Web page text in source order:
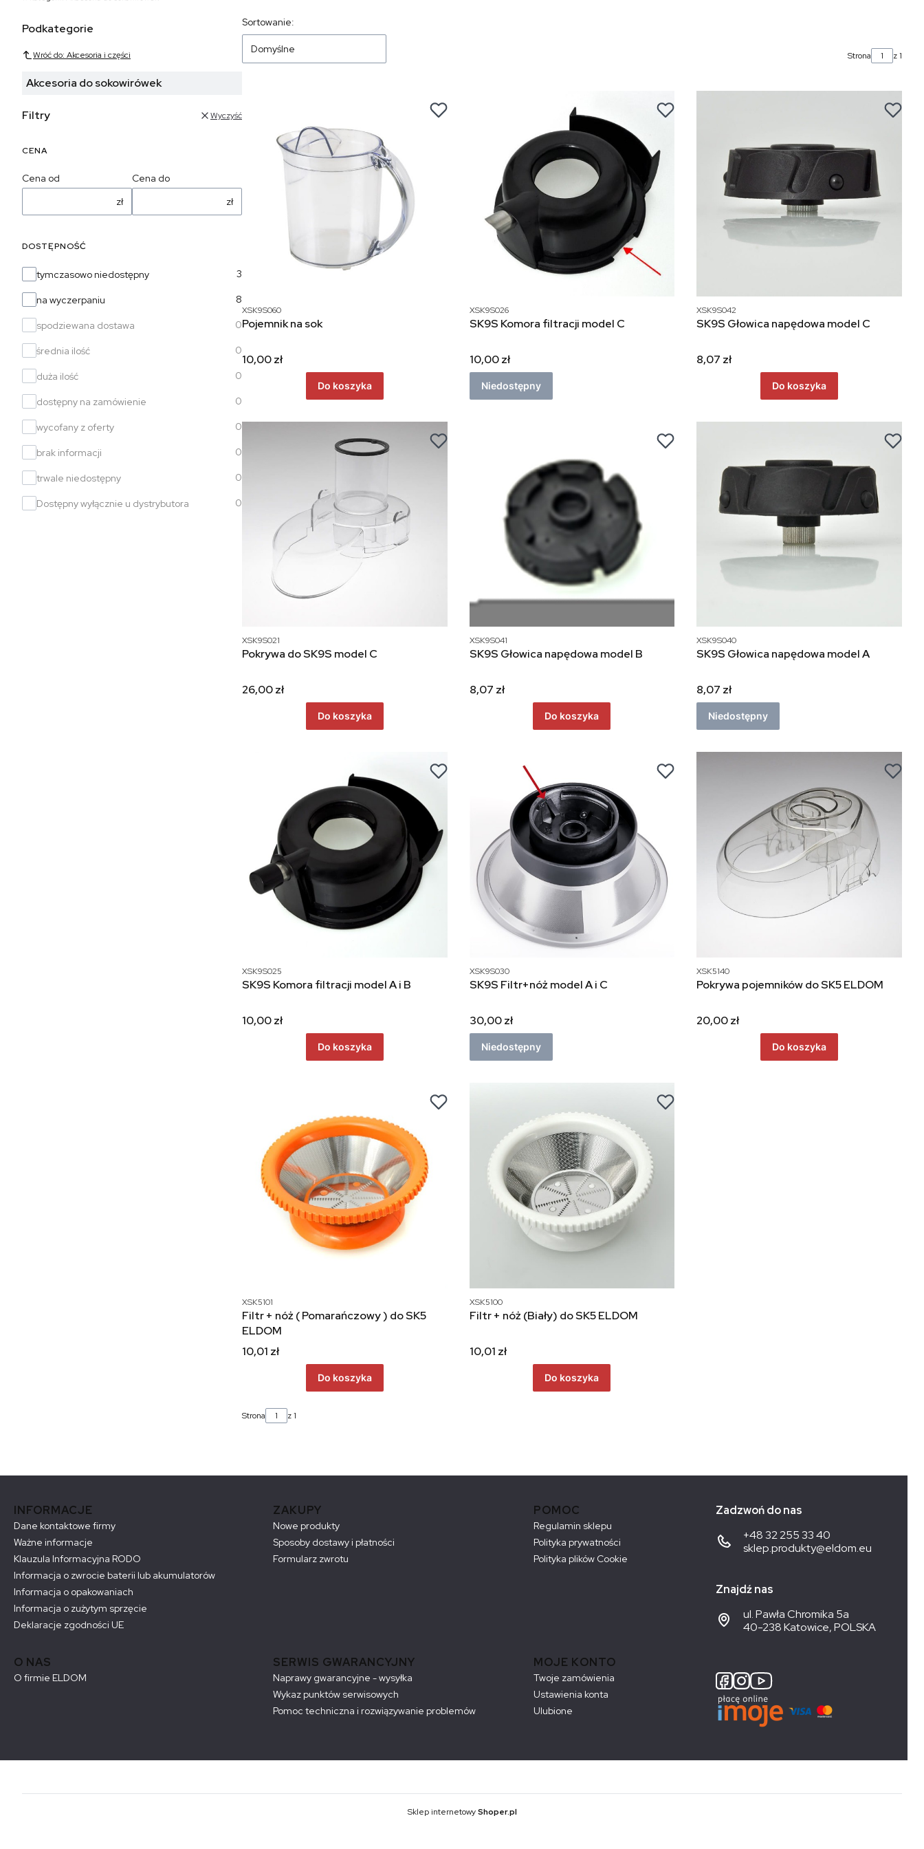
Podkategorie
Wróć do: Akcesoria i części
Akcesoria do sokowirówek
Filtry Wyczyść
CENA
Cena od
zł
Cena do
zł
DOSTĘPNOŚĆ
Dostępność
tymczasowo niedostępny 3
na wyczerpaniu 8
spodziewana dostawa 0
średnia ilość 0
duża ilość 0
dostępny na zamówienie 0
wycofany z oferty 0
brak informacji 0
trwale niedostępny 0
Dostępny wyłącznie u dystrybutora 0
Sortowanie:
Domyślne
Strona z 1
XSK9S060
Pojemnik na sok
10,00 zł
Do koszyka
Bestseller
XSK9S026
SK9S Komora filtracji model C
10,00 zł
Niedostępny
XSK9S042
SK9S Głowica napędowa model C
8,07 zł
Do koszyka
Bestseller
XSK9S021
Pokrywa do SK9S model C
26,00 zł
Do koszyka
XSK9S041
SK9S Głowica napędowa model B
8,07 zł
Do koszyka
XSK9S040
SK9S Głowica napędowa model A
8,07 zł
Niedostępny
XSK9S025
SK9S Komora filtracji model A i B
10,00 zł
Do koszyka
XSK9S030
SK9S Filtr+nóż model A i C
30,00 zł
Niedostępny
XSK5140
Pokrywa pojemników do SK5 ELDOM
20,00 zł
Do koszyka
XSK5101
Filtr + nóż ( Pomarańczowy ) do SK5
ELDOM
10,01 zł
Do koszyka
XSK5100
Filtr + nóż (Biały) do SK5 ELDOM
10,01 zł
Do koszyka
Strona z 1
Linki w stopce
INFORMACJE
Dane kontaktowe firmy
Ważne informacje
Klauzula Informacyjna RODO
Informacja o zwrocie baterii lub akumulatorów
Informacja o opakowaniach
Informacja o zużytym sprzęcie
Deklaracje zgodności UE
ZAKUPY
Nowe produkty
Sposoby dostawy i płatności
Formularz zwrotu
POMOC
Regulamin sklepu
Polityka prywatności
Polityka plików Cookie
O NAS
O firmie ELDOM
SERWIS GWARANCYJNY
Naprawy gwarancyjne - wysyłka
Wykaz punktów serwisowych
Pomoc techniczna i rozwiązywanie problemów
MOJE KONTO
Twoje zamówienia
Ustawienia konta
Ulubione
Zadzwoń do nas
+48 32 255 33 40
sklep.produkty@eldom.eu
Znajdź nas
ul. Pawła Chromika 5a
40-238 Katowice, POLSKA
Sklep internetowyShoper.pl